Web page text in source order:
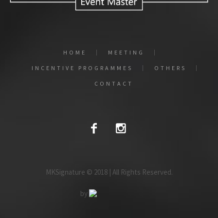
HOME MEETING
INCENTIVE PROGRAMMES OTHERS
CONTACT
MKSignature © 2018 | All Rights Reserved.
by